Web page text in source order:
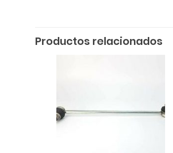
Productos relacionados